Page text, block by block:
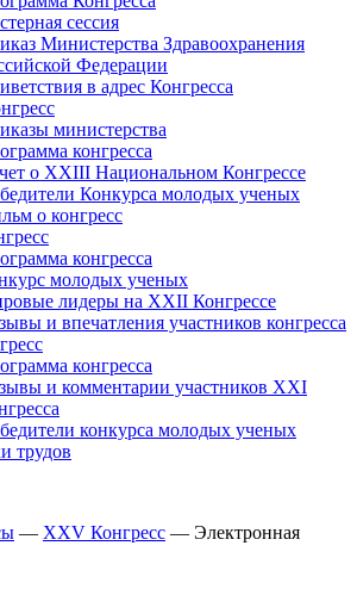
сессия
Министерства Здравоохранения
Федерации
в адрес Конгресса
министерства
конгресса
о XXIII Национальном Конгрессе
Конкурса молодых ученых
о конгресс
конгресса
молодых ученых
лидеры на XXII Конгрессе
и впечатления участников конгресса
конгресса
и комментарии участников XXI
конкурса молодых ученых
трудов
— XXV Конгресс — Электронная